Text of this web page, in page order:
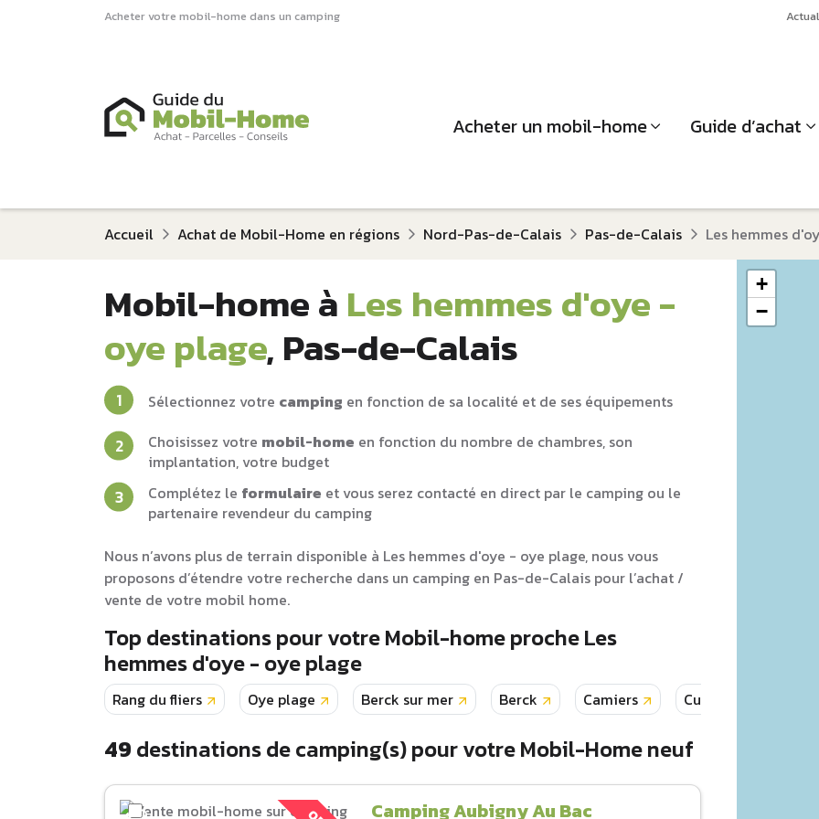
Acheter votre mobil-home dans un camping
Acheter un mobil-home Guide d’achat
Accueil Achat de Mobil-Home en régions Nord-Pas-de-Calais Pas-de-Calais Les hemmes
+
−
Mobil-home à Les hemmes d'oye -
oye plage, Pas-de-Calais
Sélectionnez votre camping en fonction de sa localité et de ses équipements
Choisissez votre mobil-home en fonction du nombre de chambres, son
implantation, votre budget
Complétez le formulaire et vous serez contacté en direct par le camping ou le
partenaire revendeur du camping
Nous n’avons plus de terrain disponible à Les hemmes d'oye - oye plage, nous vous
proposons d’étendre votre recherche dans un camping en Pas-de-Calais pour l’achat /
vente de votre mobil home.
Top destinations pour votre Mobil-home proche Les
hemmes d'oye - oye plage
Rang du fliers Oye plage Berck sur mer Berck Camiers Cucq
49 destinations de camping(s) pour votre Mobil-Home neuf
Camping Aubigny Au Bac